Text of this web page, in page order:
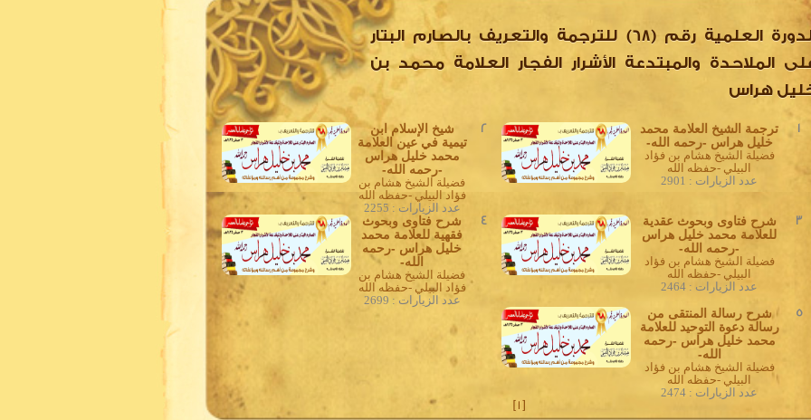
الدورة العلمية رقم (68) للترجمة والتعريف بالصارم البتار
الملاحدة والمبتدعة الأشرار الفجار العلامة محمد بن
هراس
ترجمة الشيخ العلامة محمد
خليل هراس -رحمه الله-
1
فضيلة الشيخ هشام بن فؤاد
البيلي -حفظه الله
عدد الزيارات : 2901
شيخ الإسلام ابن
تيمية في عين العلامة
محمد خليل هراس
-رحمه الله-
2
فضيلة الشيخ هشام بن
فؤاد البيلي -حفظه الله
عدد الزيارات : 2255
شرح فتاوى وبحوث عقدية
للعلامة محمد خليل هراس
-رحمه الله-
3
فضيلة الشيخ هشام بن فؤاد
البيلي -حفظه الله
عدد الزيارات : 2464
شرح فتاوى وبحوث
فقهية للعلامة محمد
خليل هراس -رحمه
الله-
4
فضيلة الشيخ هشام بن
فؤاد البيلي -حفظه الله
عدد الزيارات : 2699
شرح رسالة المنتقى من
رسالة دعوة التوحيد للعلامة
محمد خليل هراس -رحمه
الله-
5
فضيلة الشيخ هشام بن فؤاد
البيلي -حفظه الله
عدد الزيارات : 2474
[
]